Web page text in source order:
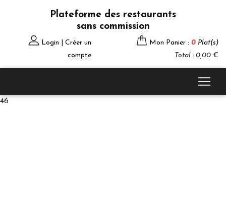
Plateforme des restaurants
sans commission
Login | Créer un
compte
Mon Panier : 0 Plat(s)
Total : 0,00 €
46